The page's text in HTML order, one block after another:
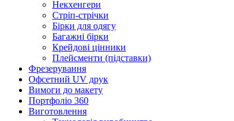
Некхенгери
Стріп-стрічки
Бірки для одягу
Багажні бірки
Крейдові цінники
Плейсменти (підставки)
Фрезерування
Офсетний UV друк
Вимоги до макету
Портфоліо 360
Виготовлення